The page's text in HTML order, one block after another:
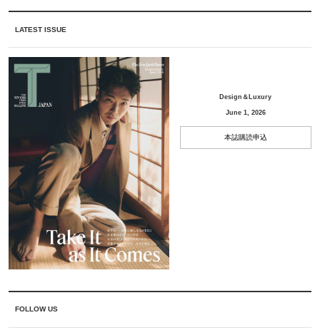
LATEST ISSUE
Design＆Luxury
June 1, 2026
本誌購読申込
FOLLOW US